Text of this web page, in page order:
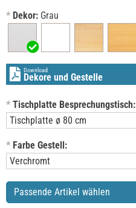
* Dekor: Grau
Download
Dekore und Gestelle
* Tischplatte Besprechungstisch:
* Farbe Gestell:
Passende Artikel wählen